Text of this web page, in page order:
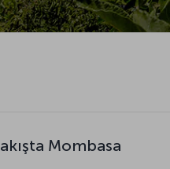
Mombasa